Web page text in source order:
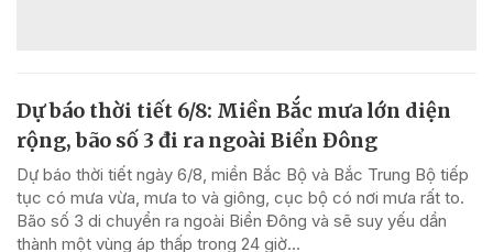
Dự báo thời tiết 6/8: Miền Bắc mưa lớn diện
rộng, bão số 3 đi ra ngoài Biển Đông
Dự báo thời tiết ngày 6/8, miền Bắc Bộ và Bắc Trung Bộ tiếp
tục có mưa vừa, mưa to và giông, cục bộ có nơi mưa rất to.
Bão số 3 di chuyển ra ngoài Biển Đông và sẽ suy yếu dần
thành một vùng áp thấp trong 24 giờ...